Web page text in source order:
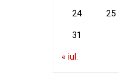
24 25
31
« iul.